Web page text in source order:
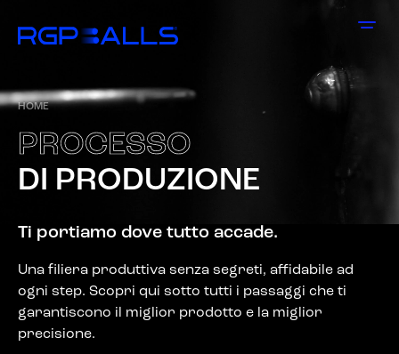
HOME
PROCESSO
DI PRODUZIONE
Ti portiamo dove tutto accade.
Una filiera produttiva senza segreti, affidabile ad
ogni step. Scopri qui sotto tutti i passaggi che ti
garantiscono il miglior prodotto e la miglior
precisione.